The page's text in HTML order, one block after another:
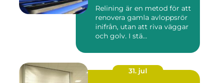
Relining är en metod för att
renovera gamla avloppsrör
inifrån, utan att riva väggar
och golv. I stä...
31. jul